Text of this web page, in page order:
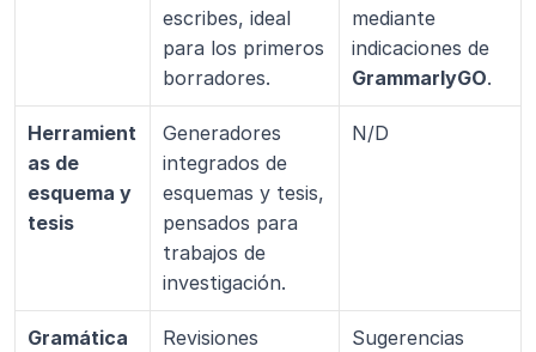
escribes, ideal
para los primeros
borradores.
mediante
GrammarlyGO.
Herramient
as de
esquema y
tesis
Generadores
integrados de
esquemas y tesis,
pensados para
trabajos de
investigación.
N/D
Gramática
Revisiones
Sugerencias